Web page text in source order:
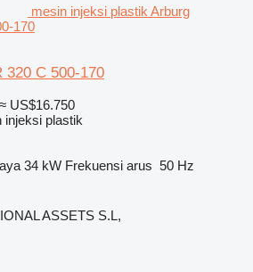
mesin injeksi plastik Arburg
170
320 C 500-170
≈ US$16.750
injeksi plastik
34 kW Frekuensi arus 50 Hz
ASSETS S.L,